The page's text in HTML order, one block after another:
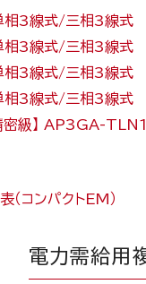
相3線式/三相3線
相3線式/三相3線
相3線式/三相3線
相3線式/三相3線
密級】 AP3GA-
（コンパクトEM）
電力需給用